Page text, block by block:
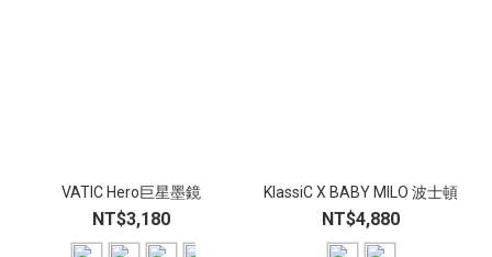
VATIC Hero巨星墨鏡
NT$3,180
KlassiC X BABY MILO 波士頓
NT$4,880